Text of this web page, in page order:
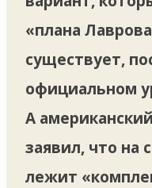
«плана
существует,
официальном
А
заявил, что на
лежит